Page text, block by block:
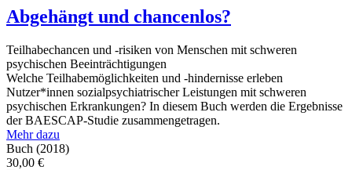
Abgehängt und chancenlos?
Teilhabechancen und -risiken von Menschen mit schweren
psychischen Beeinträchtigungen
Welche Teilhabemöglichkeiten und -hindernisse erleben
Nutzer*innen sozialpsychiatrischer Leistungen mit schweren
psychischen Erkrankungen? In diesem Buch werden die Ergebnisse
der BAESCAP-Studie zusammengetragen.
Mehr dazu
Buch (2018)
30,00 €